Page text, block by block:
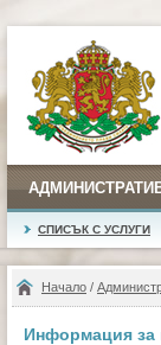
СПИСЪК С УСЛУГИ
Начало /
Информация за